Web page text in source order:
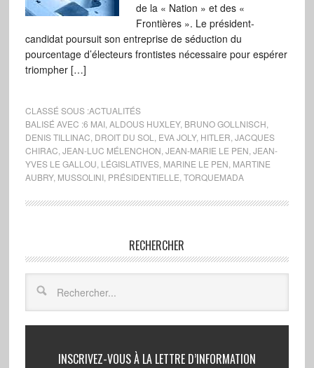
de la « Nation » et des «
Frontières ». Le président-
candidat poursuit son entreprise de séduction du
pourcentage d’électeurs frontistes nécessaire pour espérer
triompher […]
CLASSÉ SOUS :ACTUALITÉS
BALISÉ AVEC :6 MAI, ALDOUS HUXLEY, BRUNO GOLLNISCH
DENIS TILLINAC DROIT DU SOL EVA JOLY, HITLER JACQUES
CHIRAC JEAN-LUC MÉLENCHON JEAN-MARIE LE PEN JEAN-
YVES LE GALLOU LÉGISLATIVES, MARINE LE PEN MARTINE
AUBRY, MUSSOLINI, PRÉSIDENTIELLE TORQUEMADA
RECHERCHER
INSCRIVEZ-VOUS À LA LETTRE D’INFORMATION